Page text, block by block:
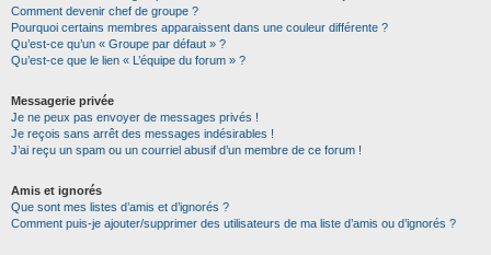
Comment devenir chef de groupe ?
Pourquoi certains membres apparaissent dans une couleur différente ?
Qu’est-ce qu’un « Groupe par défaut » ?
Qu’est-ce que le lien « L’équipe du forum » ?
Messagerie privée
Je ne peux pas envoyer de messages privés !
Je reçois sans arrêt des messages indésirables !
J’ai reçu un spam ou un courriel abusif d’un membre de ce forum !
Amis et ignorés
Que sont mes listes d’amis et d’ignorés ?
Comment puis-je ajouter/supprimer des utilisateurs de ma liste d’amis ou d’ignorés ?